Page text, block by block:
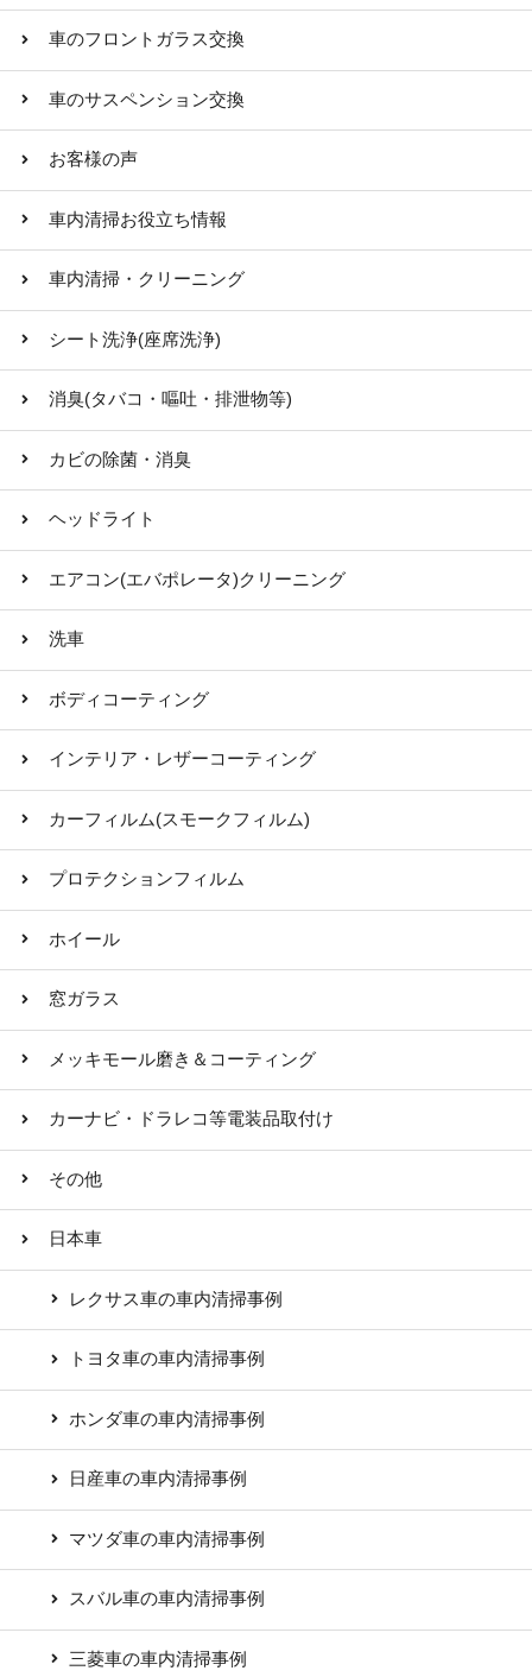
車のフロントガラス交換
車のサスペンション交換
お客様の声
車内清掃お役立ち情報
車内清掃・クリーニング
シート洗浄(座席洗浄)
消臭(タバコ・嘔吐・排泄物等)
カビの除菌・消臭
ヘッドライト
エアコン(エバポレータ)クリーニング
洗車
ボディコーティング
インテリア・レザーコーティング
カーフィルム(スモークフィルム)
プロテクションフィルム
ホイール
窓ガラス
メッキモール磨き＆コーティング
カーナビ・ドラレコ等電装品取付け
その他
日本車
レクサス車の車内清掃事例
トヨタ車の車内清掃事例
ホンダ車の車内清掃事例
日産車の車内清掃事例
マツダ車の車内清掃事例
スバル車の車内清掃事例
三菱車の車内清掃事例